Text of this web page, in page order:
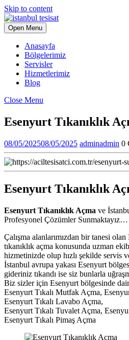
Skip to content
Open Menu
Anasayfa
Bölgelerimiz
Servisler
Hizmetlerimiz
Blog
Close Menu
Esenyurt Tıkanıklık
08/05/202508/05/2025 adminadmin 0
Esenyurt Tıkanıklık
Esenyurt Tıkanıklık Açma ve
Profesyonel Çözümler Sunmaktayız…
Çalışma alanlarımızdan bir tanesi
tıkanıklık açma konusunda uzman
hizmetinizde olup hızlı şekilde servis
İstanbul avrupa yakası Esenyurt
gideriniz tıkandı ise siz bunlarla
Biz sizler için Esenyurt bölgesinde
Esenyurt Tıkalı Mutfak Açma,
Esenyurt Tıkalı Lavabo Açma,
Esenyurt Tıkalı Tuvalet Açma,
Esenyurt Tıkalı Pimaş Açma